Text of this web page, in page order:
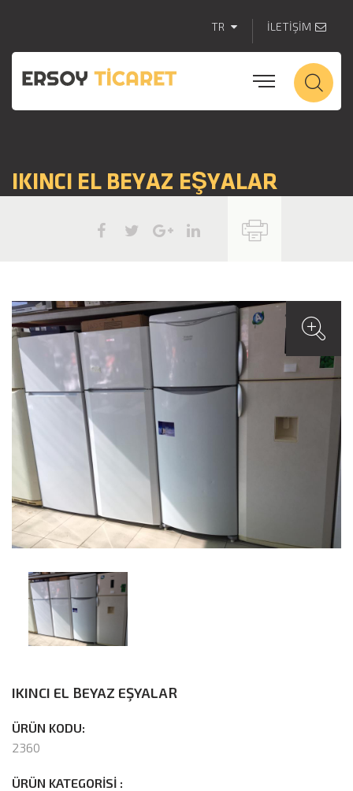
TR İLETİŞİM
IKINCI EL BEYAZ EŞYALAR
IKINCI EL BEYAZ EŞYALAR
ÜRÜN KODU:
2360
ÜRÜN KATEGORİSİ :